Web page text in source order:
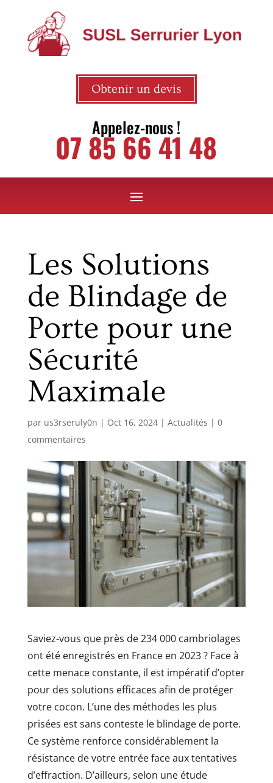
Obtenir un devis
Appelez-nous !
07 85 66 41 48
Les Solutions
de Blindage de
Porte pour une
Sécurité
Maximale
par us3rseruly0n | Oct 16, 2024| Actualités | 0
commentaires
Saviez-vous que près de 234 000 cambriolages
ont été enregistrés en France en 2023 ? Face à
cette menace constante, il est impératif d’opter
pour des solutions efficaces afin de protéger
votre cocon. L’une des méthodes les plus
prisées est sans conteste le blindage de porte.
Ce système renforce considérablement la
résistance de votre entrée face aux tentatives
d’effraction. D’ailleurs, selon une étude